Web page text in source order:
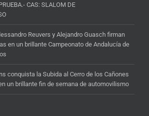
CAS: SLALOM DE
Reuvers y Alejandro Guasch firman
en un brillante Campeonato de Andalucía de
conquista la Subida al Cerro de los Cañones
un brillante fin de semana de automovilismo